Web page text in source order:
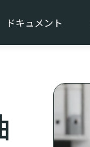
ドキュメント